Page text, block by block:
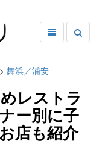
> 舞浜／浦安
レストラ
ー別に子
店も紹介